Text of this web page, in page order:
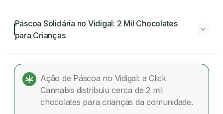
Páscoa Solidária no Vidigal: 2 Mil Chocolates
para Crianças
para Crianças
Click Cannabis e Vidiga na Social promovem
Páscoa solidária no Vidigal
Ação de Páscoa no Vidigal: a Click
Cannabis distribuiu cerca de 2 mil
chocolates para crianças da comunidade.